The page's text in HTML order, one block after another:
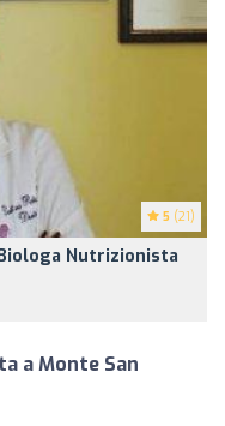
5 (21)
Nutrizionista
a Monte San